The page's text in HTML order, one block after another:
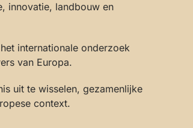
innovatie, landbouw en
internationale onderzoek
van Europa.
uit te wisselen, gezamenlijke
context.